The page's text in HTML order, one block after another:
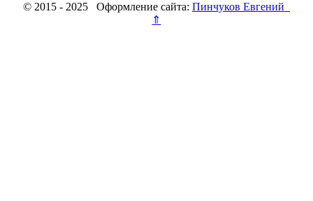
© 2015 - 2025 Оформление сайта: Пинчуков Евгений
⇑